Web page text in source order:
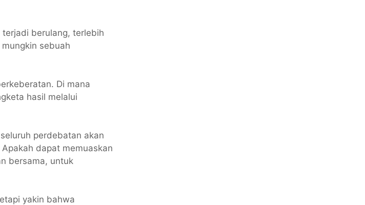
berulang, terlebih
sebuah
Di mana
hasil melalui
perdebatan akan
dapat memuaskan
bersama, untuk
yakin bahwa